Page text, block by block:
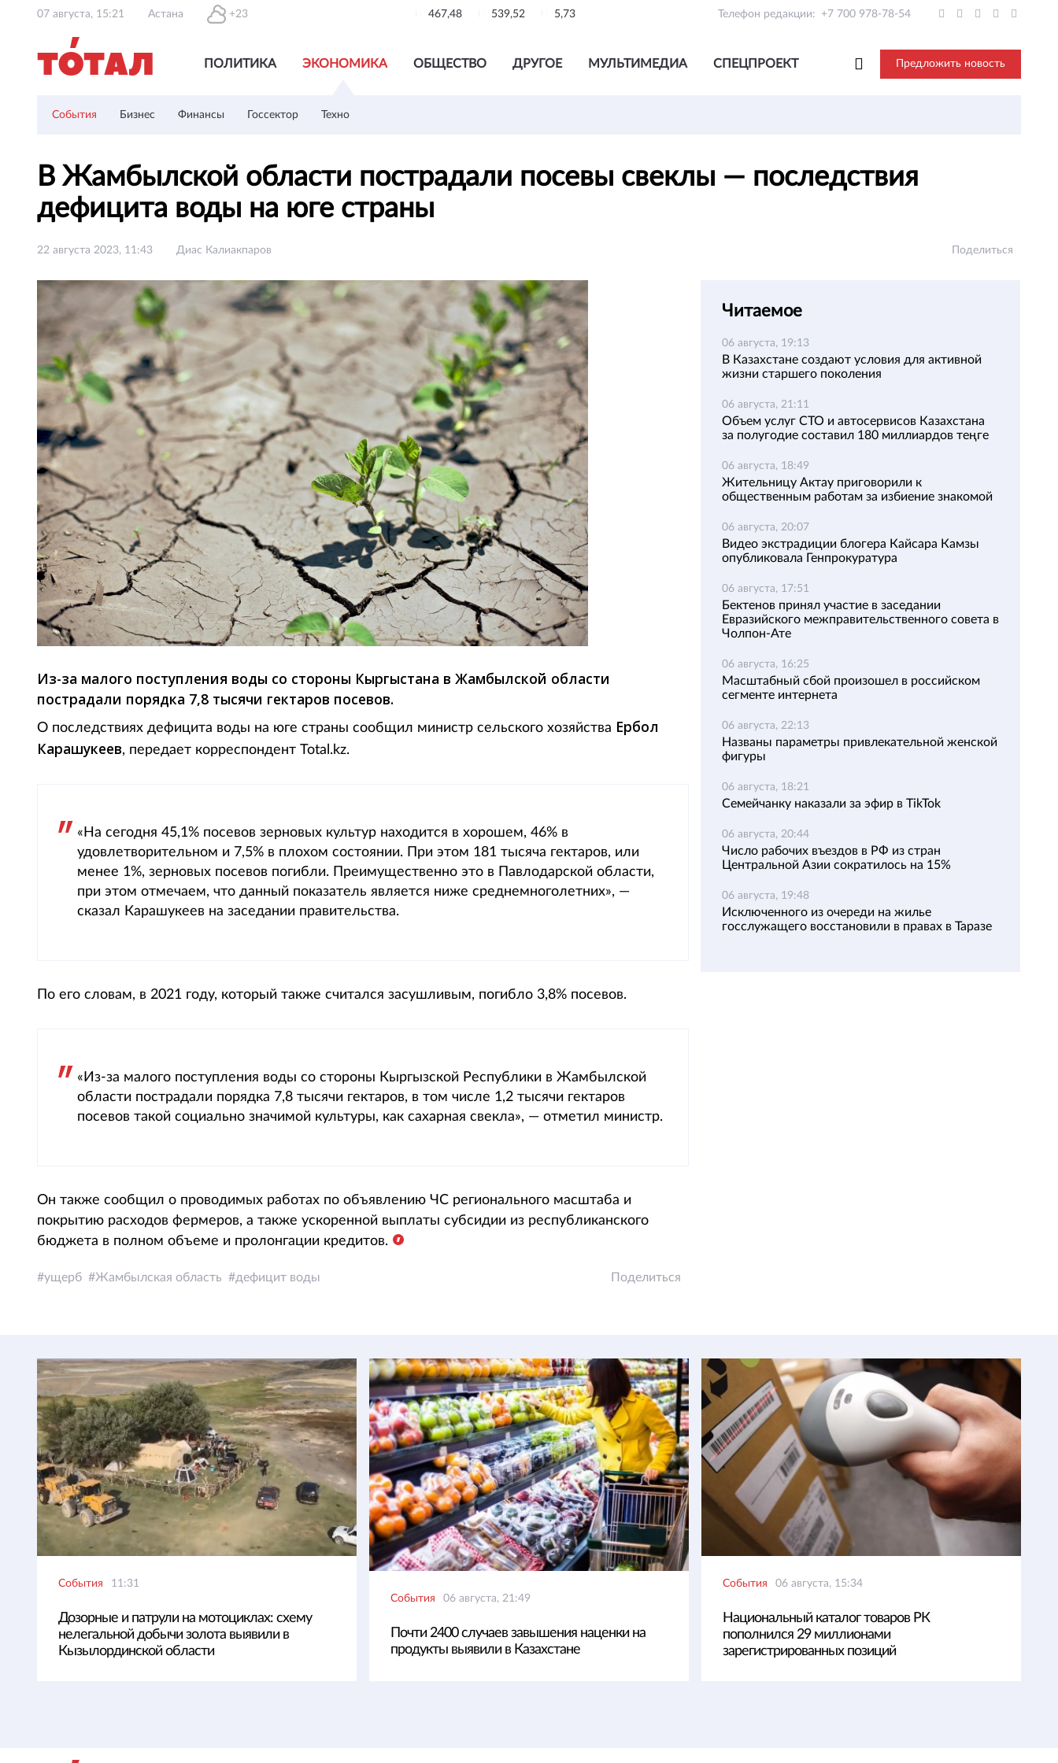
07 августа, 15:21 Астана +23 467,48 539,52 5,73 Телефон редакции: +7 700 978-78-54
ПОЛИТИКА ЭКОНОМИКА ОБЩЕСТВО ДРУГОЕ МУЛЬТИМЕДИА СПЕЦПРОЕКТ Предложить новость
События Бизнес Финансы Госсектор Техно
В Жамбылской области пострадали посевы свеклы — последствия
дефицита воды на юге страны
22 августа 2023, 11:43 Диас Калиакпаров Поделиться
Из-за малого поступления воды со стороны Кыргыстана в Жамбылской области
пострадали порядка 7,8 тысячи гектаров посевов.
О последствиях дефицита воды на юге страны сообщил министр сельского хозяйства Ербол
Карашукеев, передает корреспондент Total.kz.
«На сегодня 45,1% посевов зерновых культур находится в хорошем, 46% в
удовлетворительном и 7,5% в плохом состоянии. При этом 181 тысяча гектаров, или
менее 1%, зерновых посевов погибли. Преимущественно это в Павлодарской области,
при этом отмечаем, что данный показатель является ниже среднемноголетних», —
сказал Карашукеев на заседании правительства.
По его словам, в 2021 году, который также считался засушливым, погибло 3,8% посевов.
«Из-за малого поступления воды со стороны Кыргызской Республики в Жамбылской
области пострадали порядка 7,8 тысячи гектаров, в том числе 1,2 тысячи гектаров
посевов такой социально значимой культуры, как сахарная свекла», — отметил министр.
Он также сообщил о проводимых работах по объявлению ЧС регионального масштаба и
покрытию расходов фермеров, а также ускоренной выплаты субсидии из республиканского
бюджета в полном объеме и пролонгации кредитов.
ущерб Жамбылская область дефицит воды Поделиться
Читаемое
06 августа, 19:13
В Казахстане создают условия для активной
жизни старшего поколения
06 августа, 21:11
Объем услуг СТО и автосервисов Казахстана
за полугодие составил 180 миллиардов теңге
06 августа, 18:49
Жительницу Актау приговорили к
общественным работам за избиение знакомой
06 августа, 20:07
Видео экстрадиции блогера Кайсара Камзы
опубликовала Генпрокуратура
06 августа, 17:51
Бектенов принял участие в заседании
Евразийского межправительственного совета в
Чолпон-Ате
06 августа, 16:25
Масштабный сбой произошел в российском
сегменте интернета
06 августа, 22:13
Названы параметры привлекательной женской
фигуры
06 августа, 18:21
Семейчанку наказали за эфир в TikTok
06 августа, 20:44
Число рабочих въездов в РФ из стран
Центральной Азии сократилось на 15%
06 августа, 19:48
Исключенного из очереди на жилье
госслужащего восстановили в правах в Таразе
События 11:31
Дозорные и патрули на мотоциклах: схему
нелегальной добычи золота выявили в
Кызылординской области
События 06 августа, 21:49
Почти 2400 случаев завышения наценки на
продукты выявили в Казахстане
События 06 августа, 15:34
Национальный каталог товаров РК
пополнился 29 миллионами
зарегистрированных позиций